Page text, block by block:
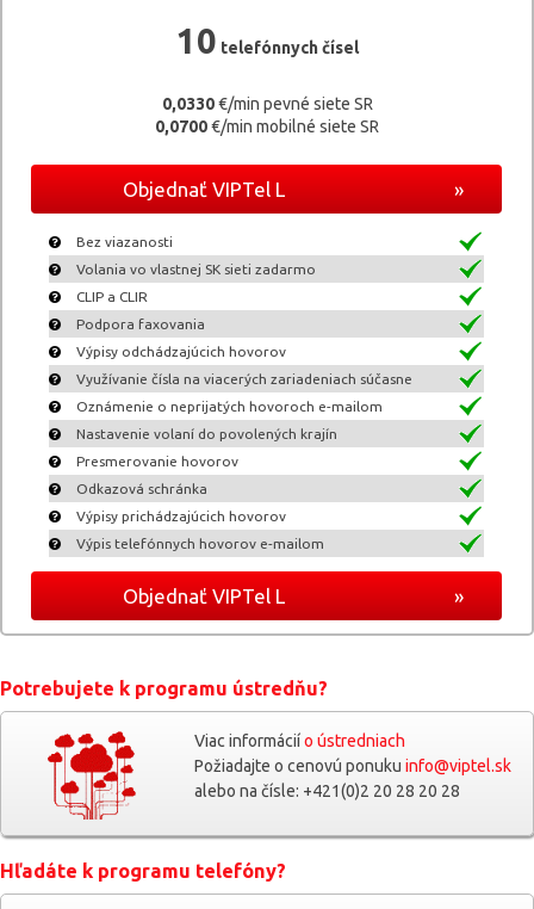
10 telefónnych čísel
0,0330 €/min pevné siete SR
0,0700€/min mobilné siete SR
Objednať VIPTel L »
Bez viazanosti
Volania vo vlastnej SK sieti zadarmo
CLIP a CLIR
Podpora faxovania
Výpisy odchádzajúcich hovorov
Využívanie čísla na viacerých zariadeniach súčasne
Oznámenie o neprijatých hovoroch e-mailom
Nastavenie volaní do povolených krajín
Presmerovanie hovorov
Odkazová schránka
Výpisy prichádzajúcich hovorov
Výpis telefónnych hovorov e-mailom
Objednať VIPTel L »
Potrebujete k programu ústredňu?
Viac informáciío ústredniach
Požiadajte o cenovú ponuku info@viptel.sk
alebo na čísle: +421(0)2 20 28 20 28
Hľadáte k programu telefóny?